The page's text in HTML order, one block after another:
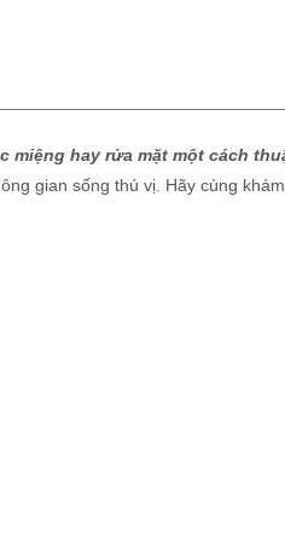
hay rửa mặt một cách
gian sống thú vị. Hãy cùng